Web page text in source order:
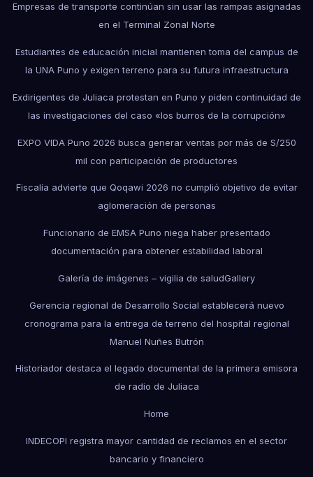
Empresas de transporte continúan sin usar las rampas asignadas
en el Terminal Zonal Norte
Estudiantes de educación inicial mantienen toma del campus de
la UNA Puno y exigen terreno para su futura infraestructura
Exdirigentes de Juliaca protestan en Puno y piden continuidad de
las investigaciones del caso «los burros de la corrupción»
EXPO VIDA Puno 2026 busca generar ventas por más de S/250
mil con participación de productores
Fiscalía advierte que Qoqawi 2026 no cumplió objetivo de evitar
aglomeración de personas
Funcionario de EMSA Puno niega haber presentado
documentación para obtener estabilidad laboral
Galería de imágenes – vigilia de saludGallery
Gerencia regional de Desarrollo Social establecerá nuevo
cronograma para la entrega de terreno del hospital regional
Manuel Nuñes Butrón
Historiador destaca el legado documental de la primera emisora
de radio de Juliaca
Home
INDECOPI registra mayor cantidad de reclamos en el sector
bancario y financiero